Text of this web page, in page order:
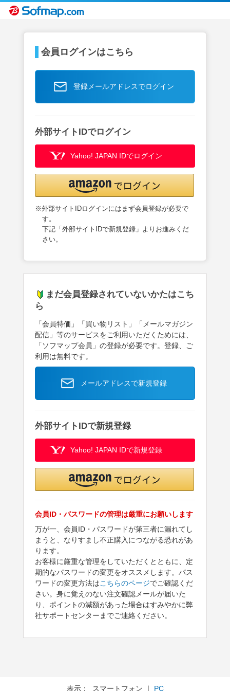
会員ログインはこちら
登録メールアドレスでログイン
外部サイトIDでログイン
Yahoo! JAPAN IDでログイン
※外部サイトIDログインにはまず会員登録が必要で
す。
下記「外部サイトIDで新規登録」よりお進みくだ
さい。
まだ会員登録されていないかたはこち
ら
「会員特価」「買い物リスト」「メールマガジン
配信」等のサービスをご利用いただくためには、
「ソフマップ会員」の登録が必要です。登録、ご
利用は無料です。
メールアドレスで新規登録
外部サイトIDで新規登録
Yahoo! JAPAN IDで新規登録
会員ID・パスワードの管理は厳重にお願いします
万が一、会員ID・パスワードが第三者に漏れてし
まうと、なりすまし不正購入につながる恐れがあ
ります。
お客様に厳重な管理をしていただくとともに、定
期的なパスワードの変更をオススメします。パス
ワードの変更方法はこちらのページでご確認くだ
さい。身に覚えのない注文確認メールが届いた
り、ポイントの減額があった場合はすみやかに弊
社サポートセンターまでご連絡ください。
表示： スマートフォン ｜ PC